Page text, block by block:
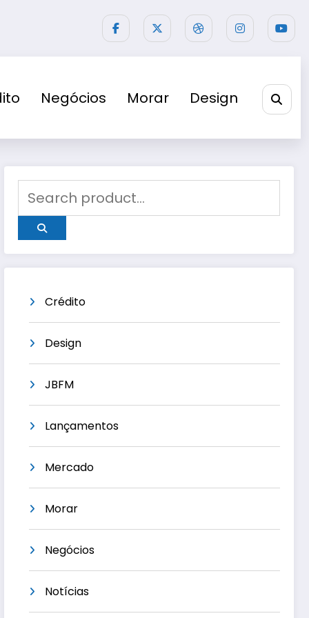
Negócios Morar Design
Crédito
Design
JBFM
Lançamentos
Mercado
Morar
Negócios
Notícias